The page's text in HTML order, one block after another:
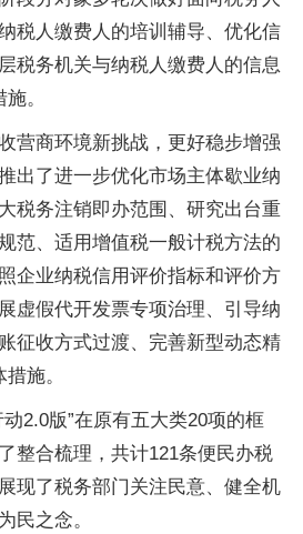
税人缴费人的培训辅导、优化信
税务机关与纳税人缴费人的信息
。
营商环境新挑战，更好稳步增强
出了进一步优化市场主体歇业纳
税务注销即办范围、研究出台重
范、适用增值税一般计税方法的
企业纳税信用评价指标和评价方
虚假代开发票专项治理、引导纳
征收方式过渡、完善新型动态精
施。
2.0版”在原有五大类20项的框
整合梳理，共计121条便民办税
现了税务部门关注民意、健全机
民之念。